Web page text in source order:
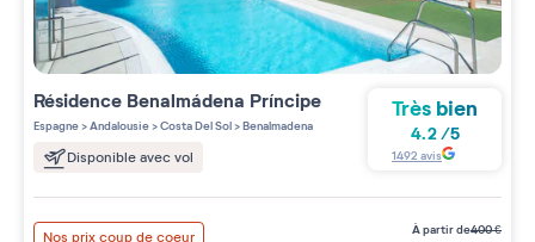
Résidence Benalmádena Príncipe
Espagne>Andalousie>Costa Del Sol>Benalmadena
Disponible avec vol
Très bien
4.2/5
1492 avis
Nos prix coup de coeur à partir de400€